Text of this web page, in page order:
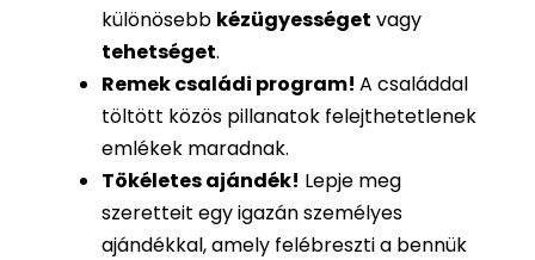
különösebb kézügyességet vagy
tehetséget.
Remek családi program! A családdal
töltött közös pillanatok felejthetetlenek
emlékek maradnak.
Tökéletes ajándék! Lepje meg
szeretteit egy igazán személyes
ajándékkal, amely felébreszti a bennük